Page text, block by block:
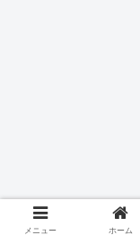
メニュー ホーム